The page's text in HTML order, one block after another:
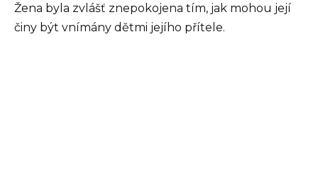
Žena byla zvlášť znepokojena tím, jak mohou její
činy být vnímány dětmi jejího přítele.